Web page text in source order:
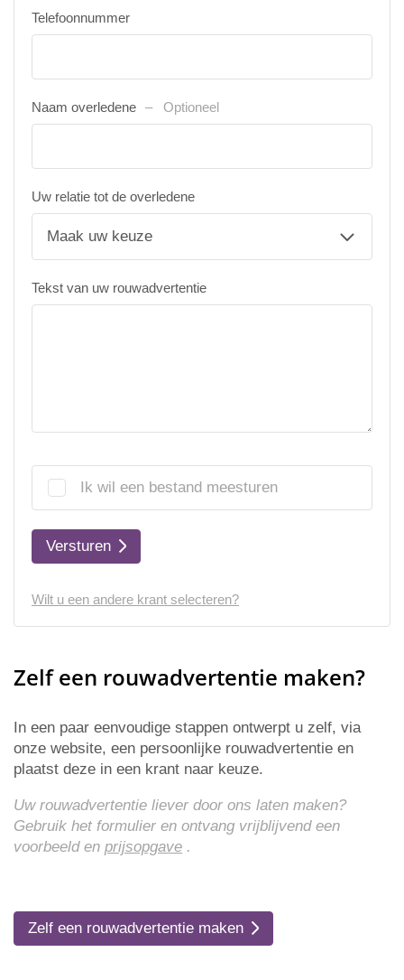
Telefoonnummer
Naam overledene Optioneel
Uw relatie tot de overledene
Tekst van uw rouwadvertentie
Ik wil een bestand meesturen
Versturen
Wilt u een andere krant selecteren?
Zelf een rouwadvertentie maken?
In een paar eenvoudige stappen ontwerpt u zelf, via
onze website, een persoonlijke rouwadvertentie en
plaatst deze in een krant naar keuze.
Uw rouwadvertentie liever door ons laten maken?
Gebruik het formulier en ontvang vrijblijvend een
voorbeeld en prijsopgave .
Zelf een rouwadvertentie maken